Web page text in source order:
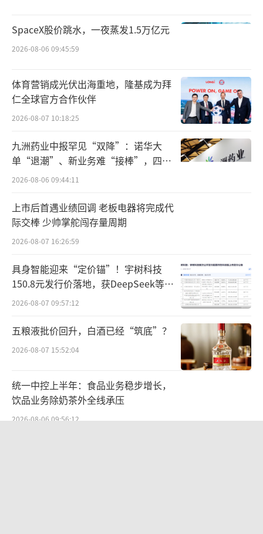
此外，博通总裁兼CEO陈福阳是一名出生
于马来西亚槟城的华人，他在业内被称为“半
导体并购之王”，他曾主导的对博通的收购也
创下了半导体行业当时的最大规模收购交易。
多重困境待解
陈立武此时接手的英特尔正处于风雨飘摇
之中。作为曾经的芯片行业霸主，英特尔在过
出，陈立武需要“重振一家已失去光环的芯片
巨头”，面临AI市场失利和财务压力的双重挑
战。
自2021年以来，英特尔营收已经连续三年
下滑。2024财年，英特尔实现营收531亿美
元，净亏损187.56亿美元，而2023财年净利为
16.89亿美元。
在市场份额方面，英特尔也面临激烈的竞
争和严峻的挑战。传统PC处理器市场，AMD凭
借其不断创新的产品和性价比优势，逐渐侵蚀
英特尔的市场份额。据Mercury Research的数
SpaceX股价跳水，一夜蒸发1.5万亿元
2026-08-06 09:45:59
体育营销成光伏出海重地，隆基成为拜
仁全球官方合作伙伴
2026-08-07 10:18:25
九洲药业中报罕见“双降”：诺华大
单“退潮”、新业务难“接棒”，四大
难关待闯
2026-08-06 09:44:11
上市后首遇业绩回调 老板电器将完成代
际交棒 少帅掌舵闯存量周期
2026-08-07 16:26:59
具身智能迎来“定价锚”！宇树科技
150.8元发行价落地，获DeepSeek等豪
华战配加持
2026-08-07 09:57:12
五粮液批价回升，白酒已经“筑底”？
2026-08-07 15:52:04
统一中控上半年：食品业务稳步增长，
饮品业务除奶茶外全线承压
2026-08-06 09:56:12